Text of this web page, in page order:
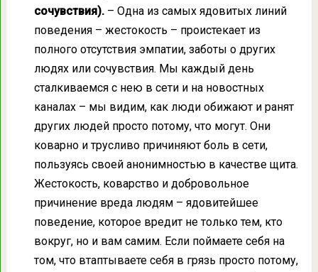
сочувствия).– Одна из самых ядовитых линий
поведения – жестокость – проистекает из
полного отсутствия эмпатии, заботы о других
людях или сочувствия. Мы каждый день
сталкиваемся с нею в сети и на новостных
каналах – мы видим, как люди обижают и ранят
других людей просто потому, что могут. Они
коварно и трусливо причиняют боль в сети,
пользуясь своей анонимностью в качестве щита.
Жестокость, коварство и добровольное
причинение вреда людям – ядовитейшее
поведение, которое вредит не только тем, кто
вокруг, но и вам самим. Если поймаете себя на
том, что втаптываете себя в грязь просто потому,